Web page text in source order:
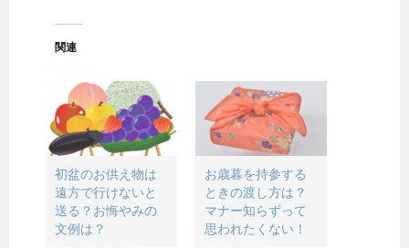
関連
初盆のお供え物は
遠方で行けないと
送る？お悔やみの
文例は？
お歳暮を持参する
ときの渡し方は？
マナー知らずって
思われたくない！